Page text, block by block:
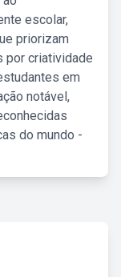
escolar,
priorizam
por criatividade
em
notável,
do mundo -